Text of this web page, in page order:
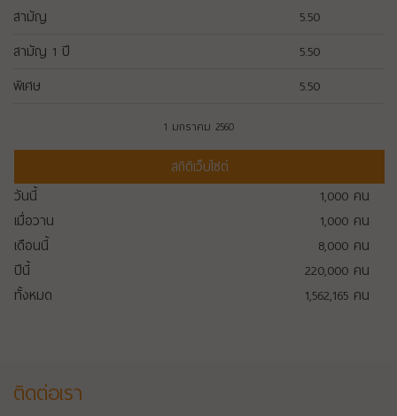
สามัญ
5.50
สามัญ 1 ปี
5.50
พิเศษ
5.50
1 มกราคม 2560
สถิติเว็บไซต์
วันนี้
1,000 คน
เมื่อวาน
1,000 คน
เดือนนี้
8,000 คน
ปีนี้
220,000 คน
ทั้งหมด
1,562,165 คน
ติดต่อเรา